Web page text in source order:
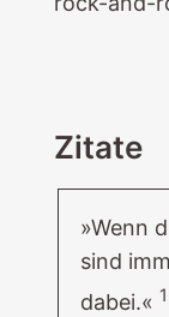
Zitate
»Wenn
sind
dabei.« 1